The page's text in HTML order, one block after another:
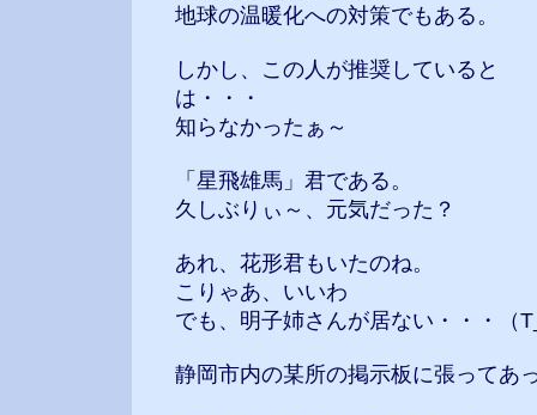
地球の温暖化への対策でもある。
しかし、この人が推奨していると
は・・・
知らなかったぁ～
「星飛雄馬」君である。
久しぶりぃ～、元気だった？
あれ、花形君もいたのね。
こりゃあ、いいわ
でも、明子姉さんが居ない・・・（
静岡市内の某所の掲示板に張ってあ